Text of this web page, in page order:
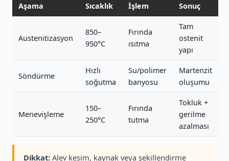
Aşama Sıcaklık İşlem Sonuç
Austenitizasyon
850–
950°C
Fırında
ısıtma
Tam
ostenit
yapı
Söndürme
Hızlı
soğutma
Su/polimer
banyosu
Martenzit
oluşumu
Menevişleme
150–
250°C
Fırında
tutma
Tokluk +
gerilme
azalması
Dikkat: Alev kesim, kaynak veya şekillendirme